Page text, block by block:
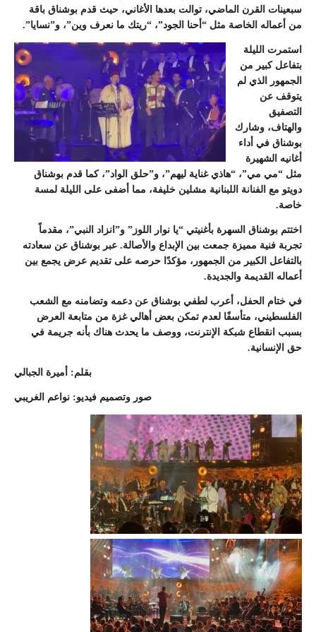
سبعينات القرن الماضي، توالت بعدها الأغاني، حيث قدم بوشناق باقة
من أعماله الخاصة مثل “أحنا الجود”، “ريتك ما نعرف وين”، و”نسايا”.
استمرت الليلة
بتفاعل كبير من
الجمهور الذي لم
يتوقف عن
التصفيق
والهتاف، وشارك
بوشناق في أداء
أغانيه الشهيرة
مثل “مي مي”، “هاذي غناية ليهم”، و”حلق الواد”، كما قدم بوشناق
دويتو مع الفنانة اللبنانية مشلين خليفة، مما أضفى على الليلة لمسة
خاصة.
اختتم بوشناق السهرة بأغنيتي “يا نوار اللوز” و”انزاد النبي”، مقدماً
تجربة فنية مميزة جمعت بين الإبداع والأصالة. عبر بوشناق عن سعادته
بالتفاعل الكبير من الجمهور، مؤكدًا حرصه على تقديم عرض يجمع بين
أعماله القديمة والجديدة.
في ختام الحفل، أعرب لطفي بوشناق عن دعمه وتضامنه مع الشعب
الفلسطيني، متأسفًا لعدم تمكن بعض أهالي غزة من متابعة العرض
بسبب انقطاع شبكة الإنترنت، ووصف ما يحدث هناك بأنه جريمة في
حق الإنسانية.
بقلم: أميرة الجبالي
صور وتصميم فيديو: نواعم الغريبي